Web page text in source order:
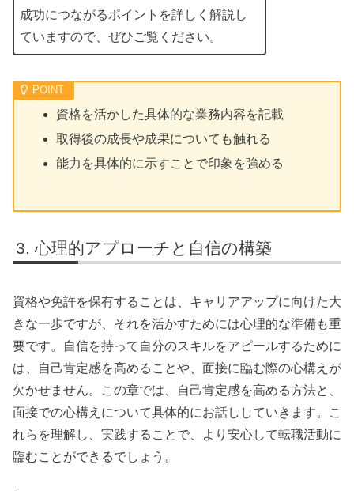
成功につながるポイントを詳しく解説し
ていますので、ぜひご覧ください。
資格を活かした具体的な業務内容を記載
取得後の成長や成果についても触れる
能力を具体的に示すことで印象を強める
心理的アプローチと自信の構築
資格や免許を保有することは、キャリアアップに向けた大
きな一歩ですが、それを活かすためには心理的な準備も重
要です。自信を持って自分のスキルをアピールするために
は、自己肯定感を高めることや、面接に臨む際の心構えが
欠かせません。この章では、自己肯定感を高める方法と、
面接での心構えについて具体的にお話ししていきます。こ
れらを理解し、実践することで、より安心して転職活動に
臨むことができるでしょう。